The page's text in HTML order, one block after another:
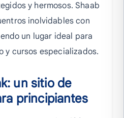
y hermosos. Shaab
inolvidables con
un lugar ideal para
y cursos especializados.
un sitio de
principiantes